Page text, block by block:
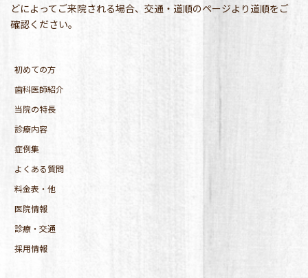
どによってご来院される場合、交通・道順のページより道順をご
確認ください。
初めての方
歯科医師紹介
当院の特長
診療内容
症例集
よくある質問
料金表・他
医院情報
診療・交通
採用情報